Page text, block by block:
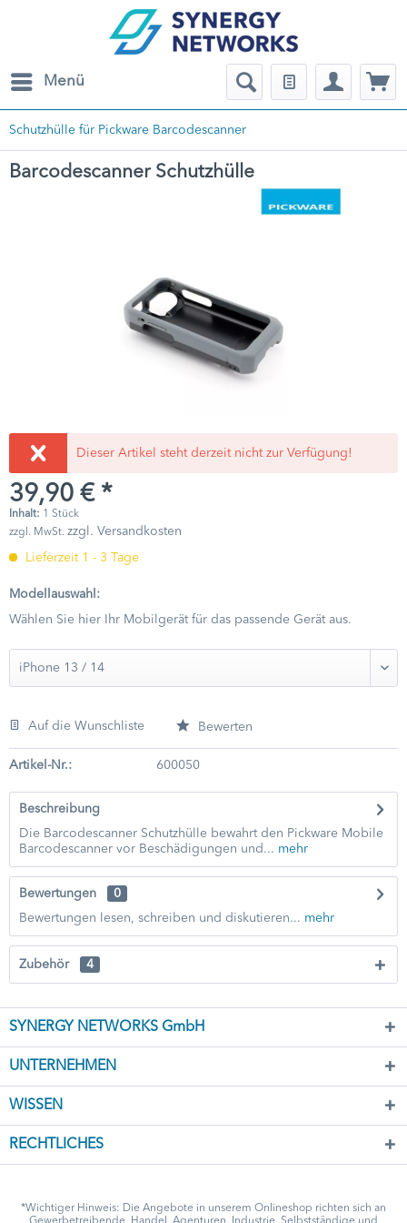
Menü
Schutzhülle für Pickware Barcodescanner
Barcodescanner Schutzhülle
Dieser Artikel steht derzeit nicht zur Verfügung!
39,90 € *
Inhalt: 1 Stück
zzgl. MwSt. zzgl. Versandkosten
Lieferzeit 1 - 3 Tage
Modellauswahl:
Wählen Sie hier Ihr Mobilgerät für das passende Gerät aus.
Auf die Wunschliste Bewerten
Artikel-Nr.: 600050
Beschreibung
Die Barcodescanner Schutzhülle bewahrt den Pickware Mobile
Barcodescanner vor Beschädigungen und... mehr
Bewertungen
0
Bewertungen lesen, schreiben und diskutieren... mehr
Zubehör 4
SYNERGY NETWORKS GmbH
UNTERNEHMEN
WISSEN
RECHTLICHES
*Wichtiger Hinweis: Die Angebote in unserem Onlineshop richten sich an